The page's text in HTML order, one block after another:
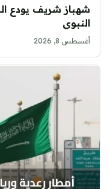
شهباز شريف يودع
النبوي
أغسطس 8, 2026